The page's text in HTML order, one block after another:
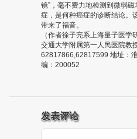
镜”，毫不费力地检测到微弱
症，是何种癌症的诊断结论。
带来了福音。
（作者徐子亮系上海量子医
交通大学附属第一人民医院教
62817866,62817599 地址：
编：200052
发表评论